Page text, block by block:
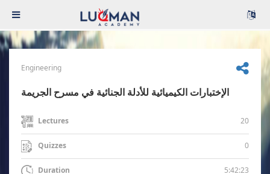
Engineering
الإختبارات الكيميائية للأدلة الجنائية في مسرح الجريمة
Lectures 20
Quizzes 0
Duration 5:42:23